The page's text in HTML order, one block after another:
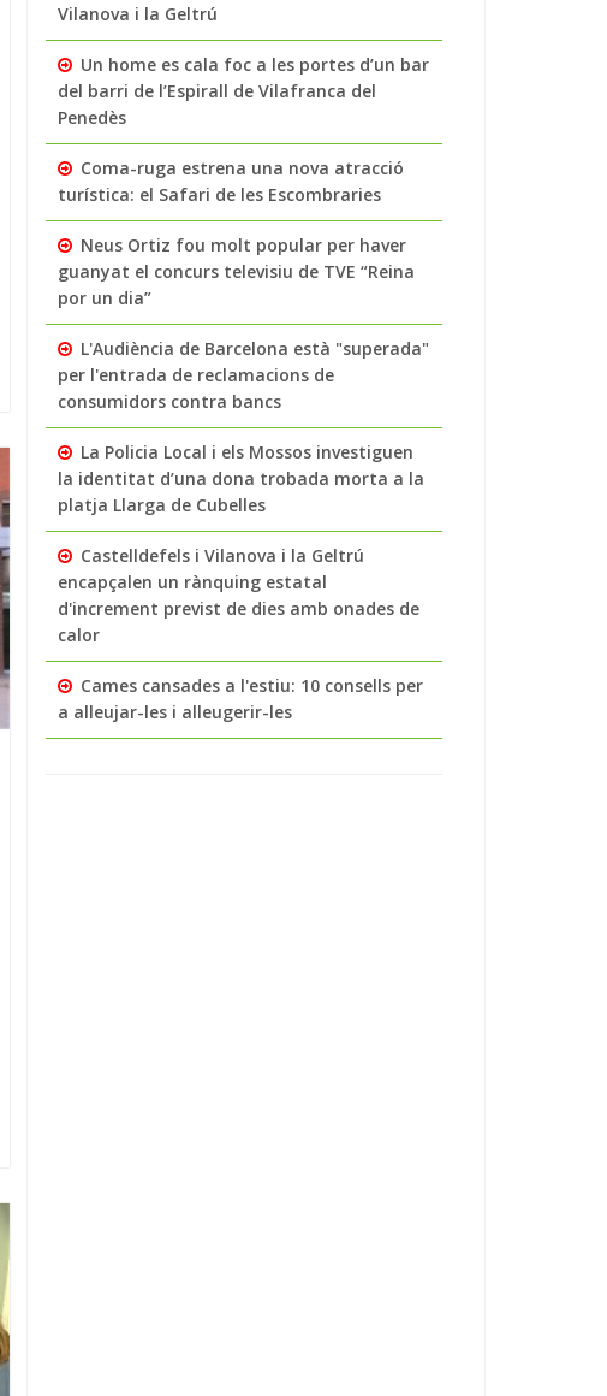
Vilanova i la Geltrú
Un home es cala foc a les portes d’un bar
del barri de l’Espirall de Vilafranca del
Penedès
Coma-ruga estrena una nova atracció
turística: el Safari de les Escombraries
Neus Ortiz fou molt popular per haver
guanyat el concurs televisiu de TVE “Reina
por un dia”
L'Audiència de Barcelona està "superada"
per l'entrada de reclamacions de
consumidors contra bancs
La Policia Local i els Mossos investiguen
la identitat d’una dona trobada morta a la
platja Llarga de Cubelles
Castelldefels i Vilanova i la Geltrú
encapçalen un rànquing estatal
d'increment previst de dies amb onades de
calor
Cames cansades a l'estiu: 10 consells per
a alleujar-les i alleugerir-les